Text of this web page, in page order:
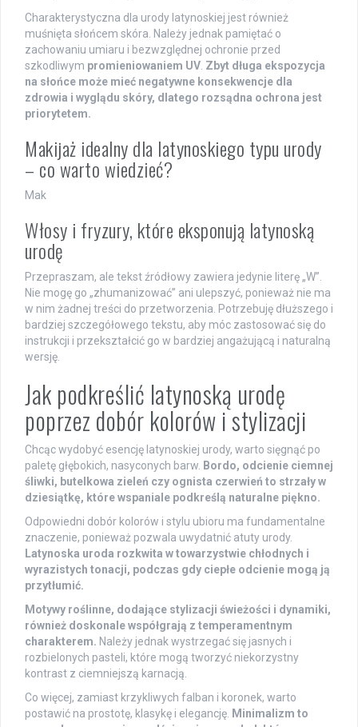
Charakterystyczna dla urody latynoskiej jest również
muśnięta słońcem skóra. Należy jednak pamiętać o
zachowaniu umiaru i bezwzględnej ochronie przed
szkodliwym promieniowaniem UV Zbyt długa ekspozycja
na słońce może mieć negatywne konsekwencje dla
zdrowia i wyglądu skóry, dlatego rozsądna ochrona jest
priorytetem.
Makijaż idealny dla latynoskiego typu urody
– co warto wiedzieć?
Mak
Włosy i fryzury, które eksponują latynoską
urodę
Przepraszam, ale tekst źródłowy zawiera jedynie literę „W”.
Nie mogę go „zhumanizować” ani ulepszyć, ponieważ nie ma
w nim żadnej treści do przetworzenia. Potrzebuję dłuższego i
bardziej szczegółowego tekstu, aby móc zastosować się do
instrukcji i przekształcić go w bardziej angażującą i naturalną
wersję.
Jak podkreślić latynoską urodę
poprzez dobór kolorów i stylizacji
Chcąc wydobyć esencję latynoskiej urody, warto sięgnąć po
paletę głębokich, nasyconych barw. Bordo, odcienie ciemnej
śliwki, butelkowa zieleń czy ognista czerwień to strzały w
dziesiątkę, które wspaniale podkreślą naturalne piękno.
Odpowiedni dobór kolorów i stylu ubioru ma fundamentalne
znaczenie, ponieważ pozwala uwydatnić atuty urody.
Latynoska uroda rozkwita w towarzystwie chłodnych i
wyrazistych tonacji, podczas gdy ciepłe odcienie mogą ją
przytłumić.
Motywy roślinne, dodające stylizacji świeżości i dynamiki,
również doskonale współgrają z temperamentnym
charakterem. Należy jednak wystrzegać się jasnych i
rozbielonych pasteli, które mogą tworzyć niekorzystny
kontrast z ciemniejszą karnacją.
Co więcej, zamiast krzykliwych falban i koronek, warto
postawić na prostotę, klasykę i elegancję. Minimalizm to